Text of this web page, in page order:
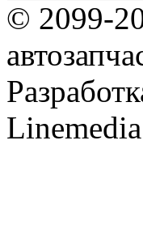
© 2099-
Linemedia